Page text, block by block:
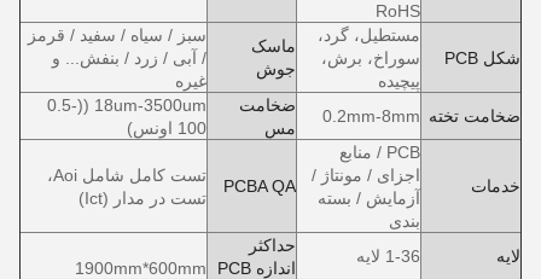
RoHS
شکل PCB
مستطیل، گرد،
سوراخ، برش،
پیچیده
ماسک
جوش
سبز / سیاه / سفید / قرمز
/ آبی / زرد / بنفش... و
غیره
ضخامت تخته 0.2mm-8mm
ضخامت
مس
18um-3500um ((0.5-
100 اونس)
خدمات
PCB / منابع
اجزای / مونتاژ /
آزمایش / بسته
بندی
PCBA QA
تست کامل شامل Aoi،
تست در مدار (Ict)
لایه 1-36 لایه
حداکثر
اندازه PCB
1900mm*600mm